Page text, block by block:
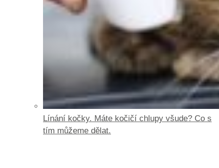
Línání kočky. Máte kočičí chlupy všude? Co s
tím můžeme dělat.